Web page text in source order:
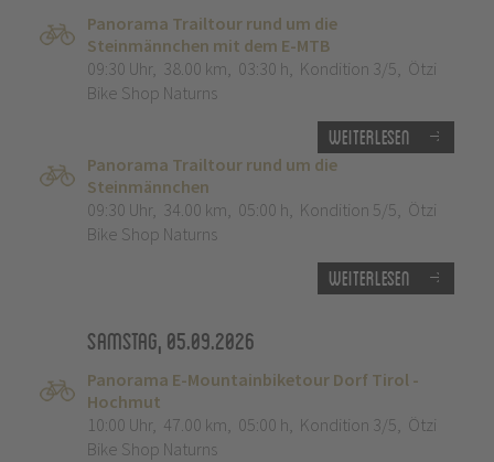
Panorama Trailtour rund um die
Steinmännchen mit dem E-MTB
09:30 Uhr, 38.00 km, 03:30 h, Kondition 3/5, Ötzi
Bike Shop Naturns
Weiterlesen
Panorama Trailtour rund um die
Steinmännchen
09:30 Uhr, 34.00 km, 05:00 h, Kondition 5/5, Ötzi
Bike Shop Naturns
Weiterlesen
Samstag, 05.09.2026
Panorama E-Mountainbiketour Dorf Tirol -
Hochmut
10:00 Uhr, 47.00 km, 05:00 h, Kondition 3/5, Ötzi
Bike Shop Naturns